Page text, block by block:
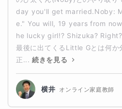
day you'll get married.Noby:
e." You will, 19 years from
he lucky girl!? Shizuka?
最後に出てくるLittle Gとは何か
正... 続きを見る
横井 オンライン家庭教師